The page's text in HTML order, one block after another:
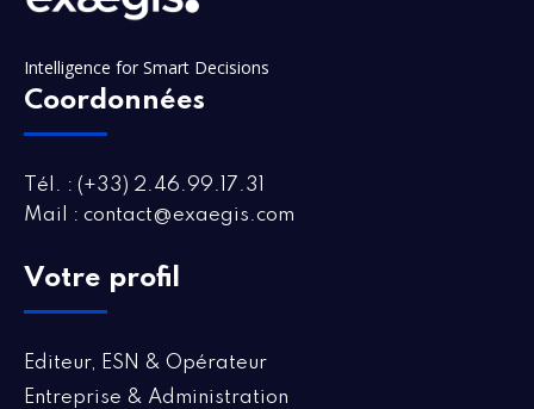
Intelligence for Smart Decisions
Coordonnées
Tél. : (+33) 2.46.99.17.31
Mail : contact@exaegis.com
Votre profil
Editeur, ESN & Opérateur
Entreprise & Administration